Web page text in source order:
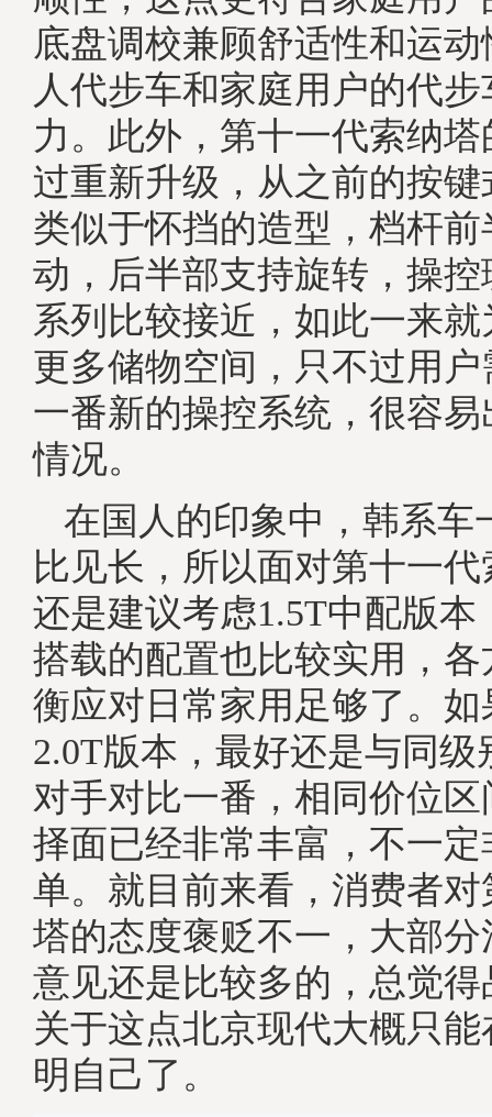
底盘调校兼顾舒适性和运
人代步车和家庭用户的代
力。此外，第十一代索纳
过重新升级，从之前的按
类似于怀挡的造型，档杆
动，后半部支持旋转，操
系列比较接近，如此一来
更多储物空间，只不过用
一番新的操控系统，很容
情况。
在国人的印象中，韩系车
比见长，所以面对第十一
还是建议考虑1.5T中配版本
搭载的配置也比较实用，
衡应对日常家用足够了。
2.0T版本，最好还是与同级
对手对比一番，相同价位
择面已经非常丰富，不一
单。就目前来看，消费者
塔的态度褒贬不一，大部
意见还是比较多的，总觉
关于这点北京现代大概只
明自己了。